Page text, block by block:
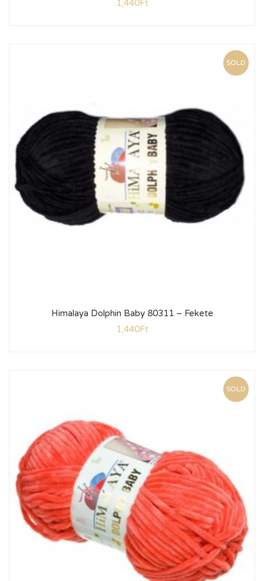
1,440Ft
SOLD
Himalaya Dolphin Baby 80311 – Fekete
1,440Ft
SOLD